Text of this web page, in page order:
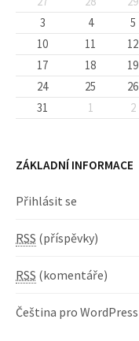
3
4 5
10
11 12
17
18 19
24
25 26
31
1 2
ZÁKLADNÍ INFORMACE
Přihlásit se
RSS (příspěvky)
RSS (komentáře)
Čeština pro WordPress